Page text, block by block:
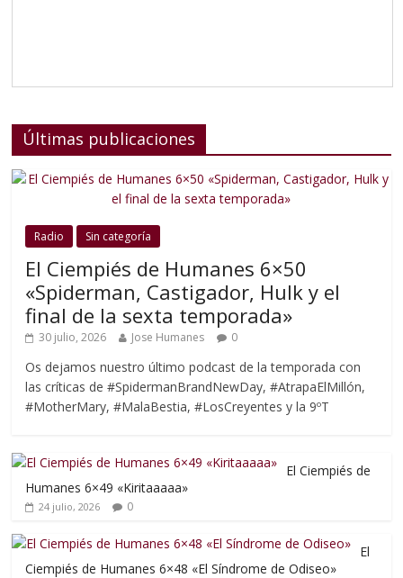
Últimas publicaciones
Radio Sin categoría
El Ciempiés de Humanes 6×50
«Spiderman, Castigador, Hulk y el
final de la sexta temporada»
30 julio, 2026 Jose Humanes 0
Os dejamos nuestro último podcast de la temporada con
las críticas de #SpidermanBrandNewDay, #AtrapaElMillón,
#MotherMary, #MalaBestia, #LosCreyentes y la 9ºT
El Ciempiés de
Humanes 6×49 «Kiritaaaaa»
24 julio, 2026 0
El
Ciempiés de Humanes 6×48 «El Síndrome de Odiseo»